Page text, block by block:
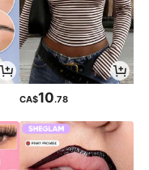
CA$10.78